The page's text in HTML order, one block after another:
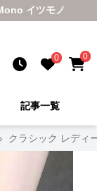
イツモノ
0 0
記事一覧
› クラシック レディ